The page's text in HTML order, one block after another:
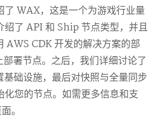
了 WAX，这是一个为游戏行业量
绍了 API 和 Ship 节点类型，并且
AWS CDK 开发的解决方案的部
署节点。之后，我们详细讨论了
础设施，最后对快照与全量同步
您的节点。如需更多信息和支
。